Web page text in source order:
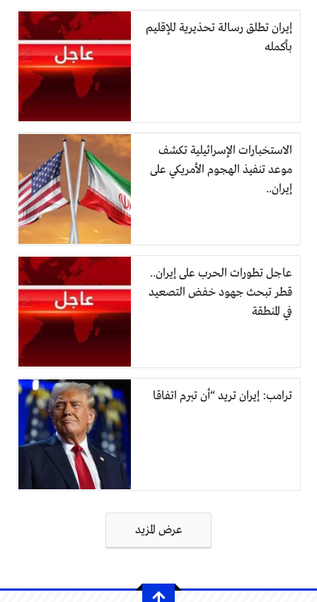
إيران تطلق رسالة تحذيرية للإقليم
بأكمله
الاستخبارات الإسرائيلية تكشف
موعد تنفيذ الهجوم الأمريكي على
إيران..
عاجل تطورات الحرب على إيران..
قطر تبحث جهود خفض التصعيد
في المنطقة
ترامب: إيران تريد “أن تبرم اتفاقا
عرض المزيد